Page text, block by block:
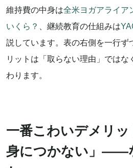
維持費の中身は全米ヨガアライア
いくら？
、継続教育の仕組みは
説しています。表の右側を一行ず
リットは「取らない理由」では
わります。
一番こわいデメリ
身につかない」——